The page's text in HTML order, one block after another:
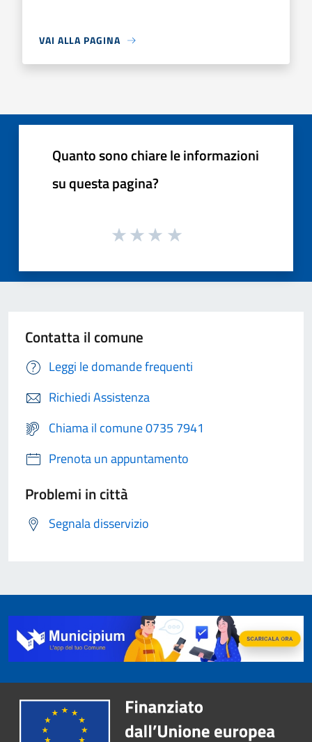
VAI ALLA PAGINA
Quanto sono chiare le informazioni
su questa pagina?
Contatta il comune
Leggi le domande frequenti
Richiedi Assistenza
Chiama il comune 0735 7941
Prenota un appuntamento
Problemi in città
Segnala disservizio